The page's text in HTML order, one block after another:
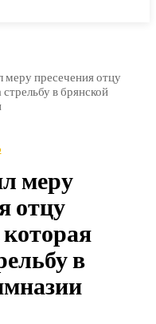
меру пресечения отцу
в брянской
меру
отцу
в